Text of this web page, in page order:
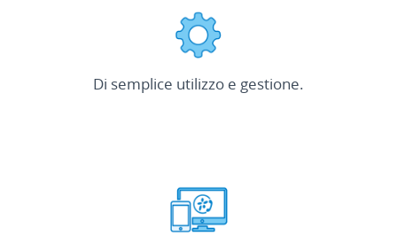
Di semplice utilizzo e gestione.